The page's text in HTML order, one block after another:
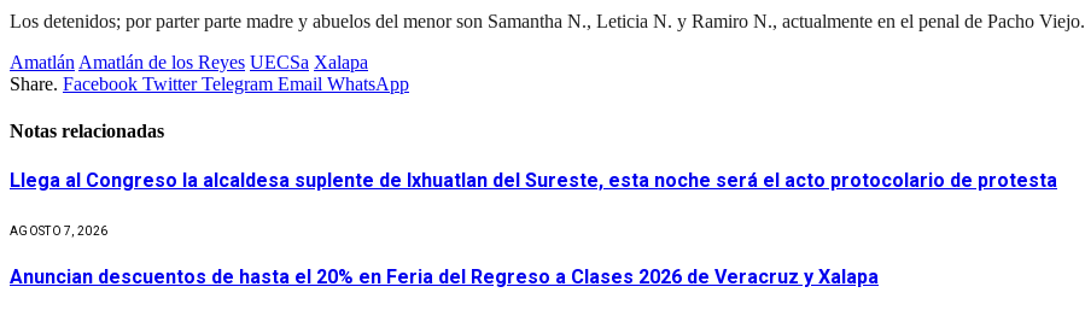
Los detenidos; por parter parte madre y abuelos del menor son Samantha N., Leticia N. y Ramiro N., actualmente en el penal de Pacho Viejo.
Amatlán Amatlán de los Reyes UECSa Xalapa
Share. Facebook Twitter Telegram Email WhatsApp
Notas relacionadas
Llega al Congreso la alcaldesa suplente de Ixhuatlan del Sureste, esta noche será el acto protocolario de protesta
AGOSTO 7, 2026
Anuncian descuentos de hasta el 20% en Feria del Regreso a Clases 2026 de Veracruz y Xalapa